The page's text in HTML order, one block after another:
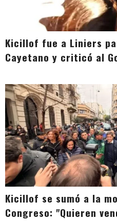
Kicillof fue a Liniers
Cayetano y criticó al
Kicillof se sumó a la
Congreso: "Quieren